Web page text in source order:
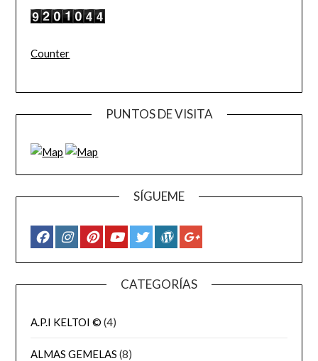
Counter
PUNTOS DE VISITA
SÍGUEME
CATEGORÍAS
A.P.I KELTOI © (4)
ALMAS GEMELAS (8)